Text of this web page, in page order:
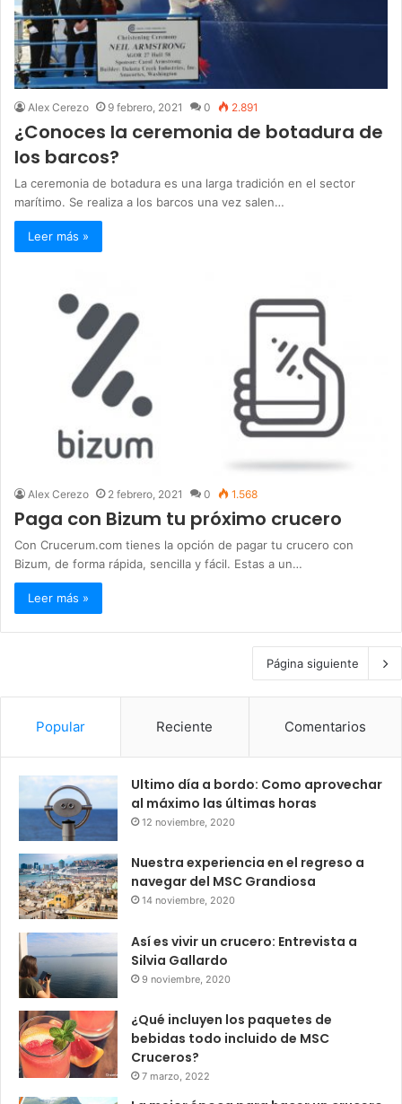
Alex Cerezo 9 febrero, 2021 0 2.891
¿Conoces la ceremonia de botadura de
los barcos?
La ceremonia de botadura es una larga tradición en el sector
marítimo. Se realiza a los barcos una vez salen…
Leer más »
Alex Cerezo 2 febrero, 2021 0 1.568
Paga con Bizum tu próximo crucero
Con Crucerum.com tienes la opción de pagar tu crucero con
Bizum, de forma rápida, sencilla y fácil. Estas a un…
Leer más »
Página siguiente
Popular Reciente Comentarios
Ultimo día a bordo: Como aprovechar
al máximo las últimas horas
12 noviembre, 2020
Nuestra experiencia en el regreso a
navegar del MSC Grandiosa
14 noviembre, 2020
Así es vivir un crucero: Entrevista a
Silvia Gallardo
9 noviembre, 2020
¿Qué incluyen los paquetes de
bebidas todo incluido de MSC
Cruceros?
7 marzo, 2022